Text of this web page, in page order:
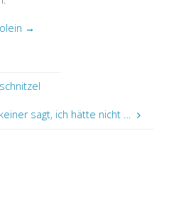
→
sagt, ich hätte nicht …